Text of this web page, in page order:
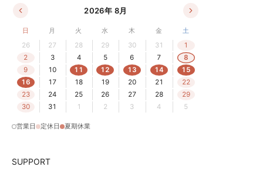
2026年 8月
日 月 火 水 木 金
土
26
27 28 29 30 31
1
2
3 4 5 6 7
8
9
10 11 12 13 14
15
16
17 18 19 20 21
22
23
24 25 26 27 28
29
30
31 1 2 3 4 5
営業日 定休日 夏期休業
SUPPORT